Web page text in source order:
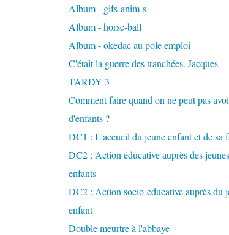
Album - gifs-anim-s
Album - horse-ball
Album - okedac au pole emploi
C'était la guerre des tranchées. Jacques
TARDY 3
Comment faire quand on ne peut pas
d'enfants ?
DC1 : L'accueil du jeune enfant et de sa
DC2 : Action éducative auprès des jeunes
enfants
DC2 : Action socio-educative auprès du
enfant
Double meurtre à l'abbaye